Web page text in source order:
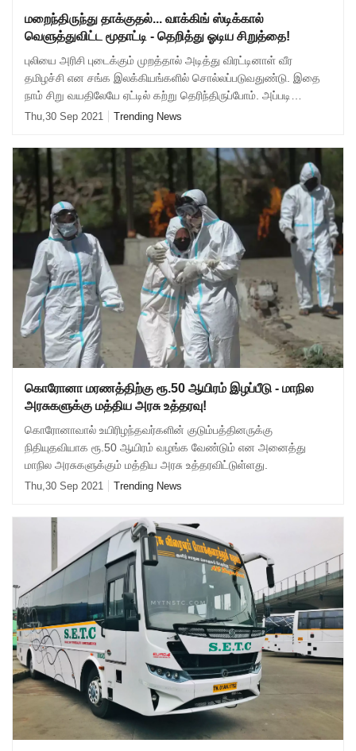
மறைந்திருந்து தாக்குதல்... வாக்கிங் ஸ்டிக்கால்
வெளுத்துவிட்ட மூதாட்டி - தெறித்து ஓடிய சிறுத்தை!
புலியை அரிசி புடைக்கும் முறத்தால் அடித்து விரட்டினாள் வீர
தமிழச்சி என சங்க இலக்கியங்களில் சொல்லப்படுவதுண்டு. இதை
நாம் சிறு வயதிலேயே ஏட்டில் கற்று தெரிந்திருப்போம். அப்படி
படித்திருக்கா விட்டாலும் அண்
Thu,30 Sep 2021 Trending News
கொரோனா மரணத்திற்கு ரூ.50 ஆயிரம் இழப்பீடு - மாநில
அரசுகளுக்கு மத்திய அரசு உத்தரவு!
கொரோனாவால் உயிரிழந்தவர்களின் குடும்பத்தினருக்கு
நிதியுதவியாக ரூ.50 ஆயிரம் வழங்க வேண்டும் என அனைத்து
மாநில அரசுகளுக்கும் மத்திய அரசு உத்தரவிட்டுள்ளது.
Thu,30 Sep 2021 Trending News